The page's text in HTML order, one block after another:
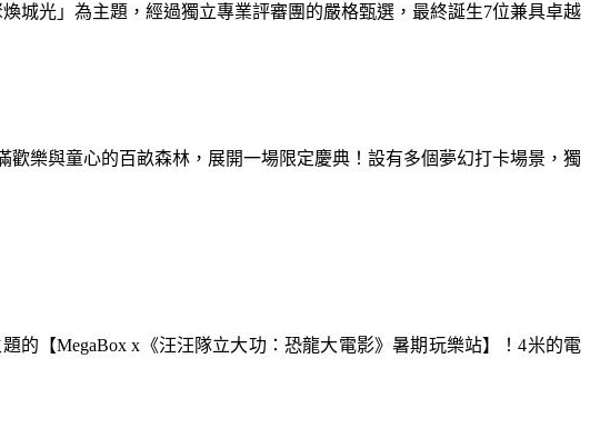
城光」為主題，經過獨立專業評審團的嚴格甄選，最終誕生7位兼具卓越
的【MegaBox x《汪汪隊立大功：恐龍大電影》暑期玩樂站】！4米的電
樂與童心的百畝森林，展開一場限定慶典！設有多個夢幻打卡場景，獨